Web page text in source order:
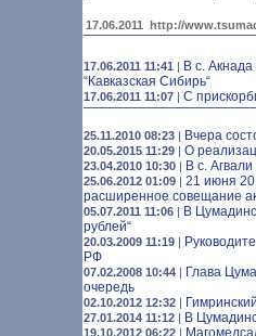
17.06.2011 http://
17.06.2011 11:41 | В с.
“Кавказская Сибирь“
17.06.2011 11:07 | C
25.11.2010 08:23 | Вчера
20.05.2015 11:29 | О
23.04.2010 10:30 | В с.
25.06.2012 01:09 | 21 июня
расширенное совещание
05.07.2011 11:06 | В
рублей“
20.03.2009 11:19 |
РФ
07.02.2008 10:44 | Глава
очередь
02.10.2012 12:32 |
27.01.2014 11:12 | В
19.10.2012 06:22 |